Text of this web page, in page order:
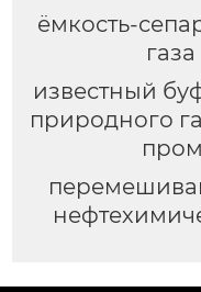
ёмкость-
известный
природного